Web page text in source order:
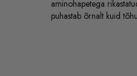
aminohapetega
puhastab õrnalt kuid